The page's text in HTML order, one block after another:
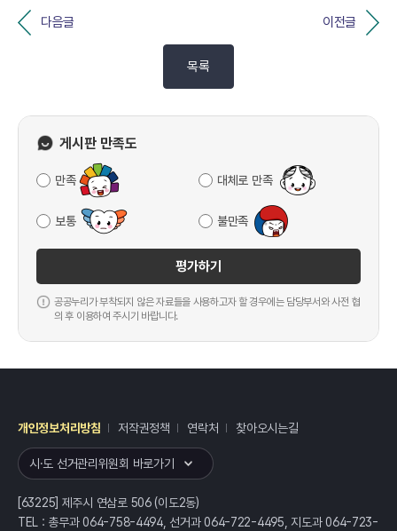
다음글 이전글
목록
게시판 만족도
만족 대체로 만족
보통 불만족
평가하기
공공누리가 부착되지 않은 자료들을 사용하고자 할 경우에는 담당부서와 사전 협
의 후 이용하여 주시기 바랍니다.
개인정보처리방침 저작권정책 연락처 찾아오시는길
시·도 선거관리위원회 바로가기
[63225] 제주시 연삼로 506 (이도2동)
TEL : 총무과 064-758-4494, 선거과 064-722-4495, 지도과 064-723-